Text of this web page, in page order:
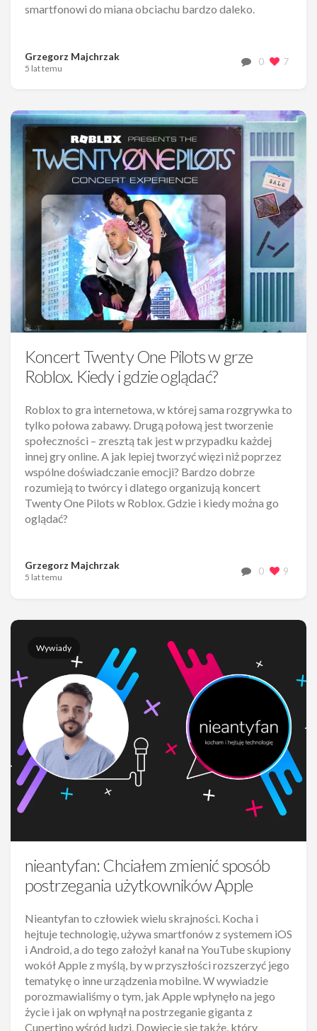
smartfonowi do miana obciachu bardzo daleko.
Grzegorz Majchrzak
5 lat temu
0 7
Koncert Twenty One Pilots w grze
Roblox. Kiedy i gdzie oglądać?
Roblox to gra internetowa, w której sama rozgrywka to
tylko połowa zabawy. Drugą połową jest tworzenie
społeczności – zresztą tak jest w przypadku każdej
innej gry online. A jak lepiej tworzyć więzi niż poprzez
wspólne doświadczanie emocji? Bardzo dobrze
rozumieją to twórcy i dlatego organizują koncert
Twenty One Pilots w Roblox. Gdzie i kiedy można go
oglądać?
Grzegorz Majchrzak
5 lat temu
0 9
Wywiady
nieantyfan: Chciałem zmienić sposób
postrzegania użytkowników Apple
Nieantyfan to człowiek wielu skrajności. Kocha i
hejtuje technologię, używa smartfonów z systemem iOS
i Android, a do tego założył kanał na YouTube skupiony
wokół Apple z myślą, by w przyszłości rozszerzyć jego
tematykę o inne urządzenia mobilne. W wywiadzie
porozmawialiśmy o tym, jak Apple wpłynęło na jego
życie i jak on wpłynął na postrzeganie giganta z
Cupertino wśród ludzi. Dowiecie się także, który